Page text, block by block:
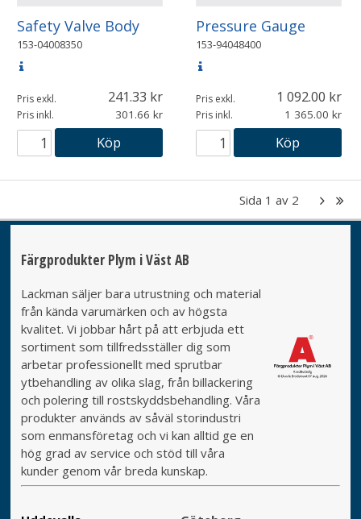
Safety Valve Body
153-04008350
Pris exkl. 241.33
Pris inkl. 301.66
Köp
Pressure Gauge
153-94048400
Pris exkl. 1 092.00
Pris inkl. 1 365.00
Köp
Sida 1 av 2
Färgprodukter Plym i Väst AB
Lackman säljer bara utrustning och material
från kända varumärken och av högsta
kvalitet. Vi jobbar hårt på att erbjuda ett
sortiment som tillfredsställer dig som
arbetar professionellt med sprutbar
ytbehandling av olika slag, från billackering
och polering till rostskyddsbehandling. Våra
produkter används av såväl storindustri
som enmansföretag och vi kan alltid ge en
hög grad av service och stöd till våra
kunder genom vår breda kunskap.